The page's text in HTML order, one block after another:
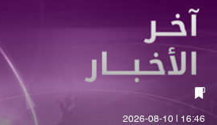
16:46 | 2026-08-10